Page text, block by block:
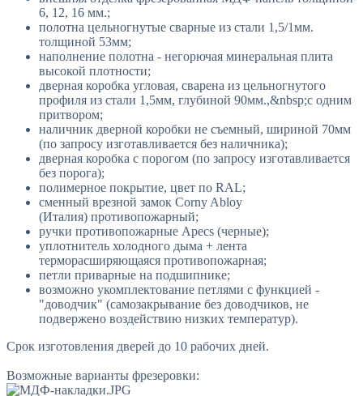
6, 12, 16 мм.;
полотна цельногнутые сварные из стали 1,5/1мм.
толщиной 53мм;
наполнение полотна - негорючая минеральная плита
высокой плотности;
дверная коробка угловая, сварена из цельногнутого
профиля из стали 1,5мм, глубиной 90мм.,&nbsp;с одним
притвором;
наличник дверной коробки не съемный, шириной 70мм
(по запросу изготавливается без наличника);
дверная коробка с порогом (по запросу изготавливается
без порога);
полимерное покрытие, цвет по RAL;
сменный врезной замок Corny Abloy
(Италия) противопожарный;
ручки противопожарные Apecs (черные);
уплотнитель холодного дыма + лента
терморасширяющаяся противопожарная;
петли приварные на подшипнике;
возможно укомплектование петлями с функцией -
"доводчик" (самозакрывание без доводчиков, не
подвержено воздействию низких температур).
Срок изготовления дверей до 10 рабочих дней.
Возможные варианты фрезеровки: